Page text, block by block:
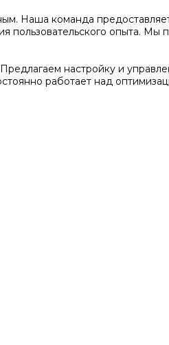
Наша команда
пользовательского опыта. Мы
настройку и
работает над